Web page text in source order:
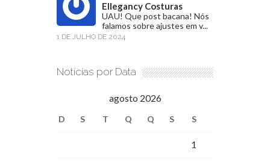
Ellegancy Costuras
UAU! Que post bacana! Nós
falamos sobre ajustes em v...
1 DE JULHO DE 2024
Notícias por Data
agosto 2026
D S T Q Q S S
1